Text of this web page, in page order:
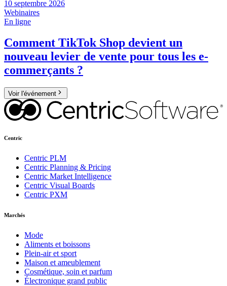
10 septembre 2026
Webinaires
En ligne
Comment TikTok Shop devient un
nouveau levier de vente pour tous les e-
commerçants ?
Voir l'événement
Centric
Centric PLM
Centric Planning & Pricing
Centric Market Intelligence
Centric Visual Boards
Centric PXM
Marchés
Mode
Aliments et boissons
Plein-air et sport
Maison et ameublement
Cosmétique, soin et parfum
Électronique grand public